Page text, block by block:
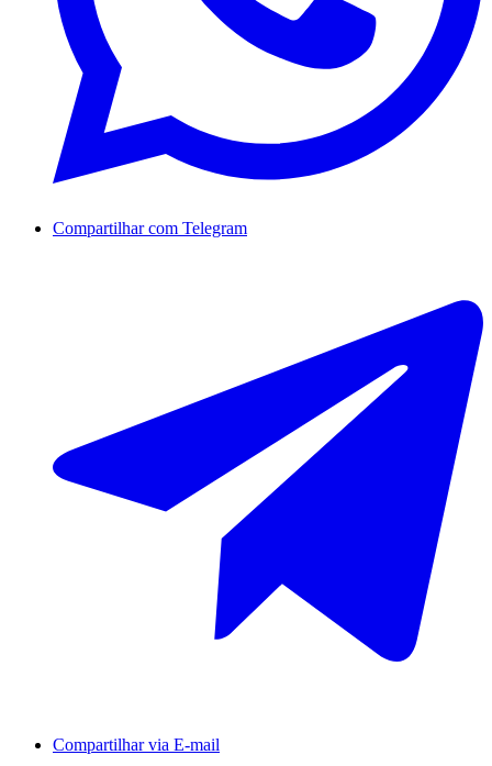
Compartilhar com Telegram
Compartilhar via E-mail